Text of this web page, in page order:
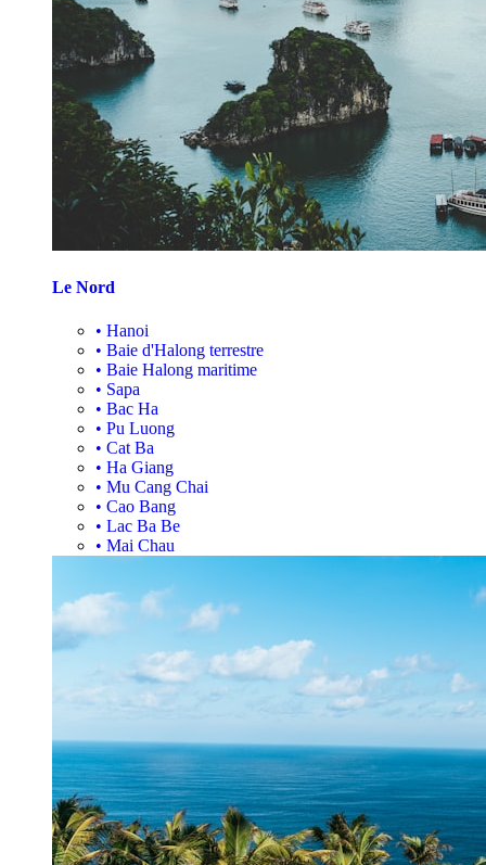
Le Nord
• Hanoi
• Baie d'Halong terrestre
• Baie Halong maritime
• Sapa
• Bac Ha
• Pu Luong
• Cat Ba
• Ha Giang
• Mu Cang Chai
• Cao Bang
• Lac Ba Be
• Mai Chau